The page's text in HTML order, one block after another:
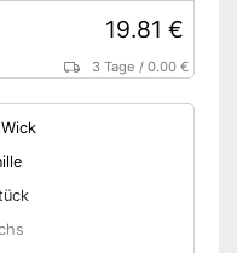
19.81 €
3 Tage /0.00 €